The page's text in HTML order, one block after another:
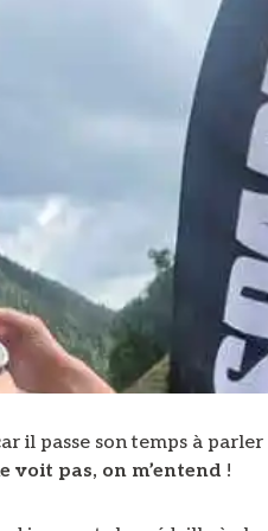
il passe son temps à
voit pas, on m’entend !